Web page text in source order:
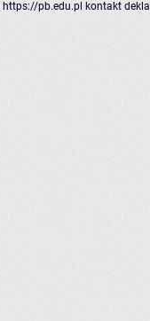
https://pb.edu.pl kontakt